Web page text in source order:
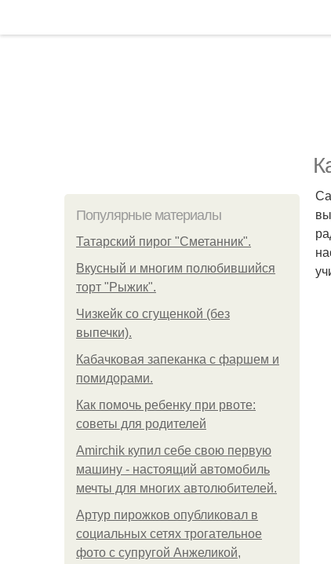
Популярные материалы
Татарский пирог "Сметанник".
Вкусный и многим полюбившийся
торт "Рыжик".
Чизкейк со сгущенкой (без
выпечки).
Кабачковая запеканка с фаршем и
помидорами.
Как помочь ребенку при рвоте:
советы для родителей
Amirchik купил себе свою первую
машину - настоящий автомобиль
мечты для многих автолюбителей.
Артур пирожков опубликовал в
социальных сетях трогательное
фото с супругой Анжеликой,